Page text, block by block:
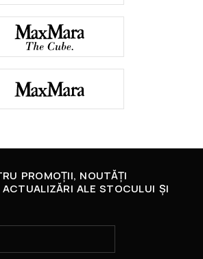
PROMOȚII, NOUTĂȚI
ACTUALIZĂRI ALE STOCULUI ȘI